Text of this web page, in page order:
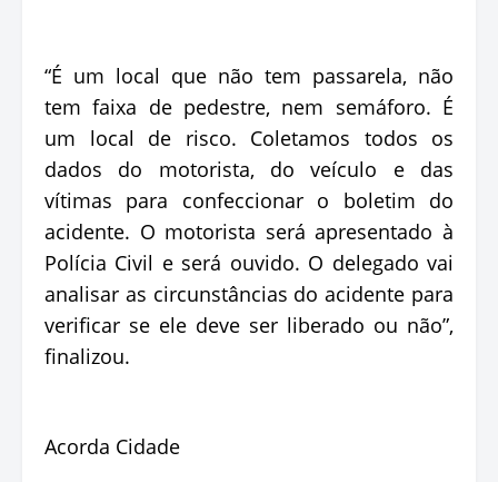
“É um local que não tem passarela, não
tem faixa de pedestre, nem semáforo. É
um local de risco. Coletamos todos os
dados do motorista, do veículo e das
vítimas para confeccionar o boletim do
acidente. O motorista será apresentado à
Polícia Civil e será ouvido. O delegado vai
analisar as circunstâncias do acidente para
verificar se ele deve ser liberado ou não”,
finalizou.
Acorda Cidade